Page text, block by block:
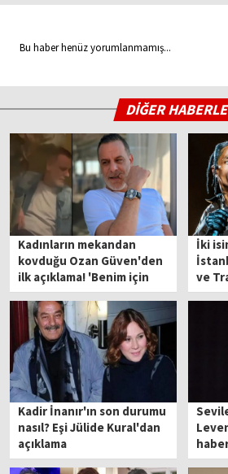
Bu haber henüz yorumlanmamış...
DİĞER
Kadınların mekandan
kovduğu Ozan Güven'den
ilk açıklama! 'Benim için
çok ağırdı'
İki
ve
Kadir İnanır'ın son durumu
nasıl? Eşi Jülide Kural'dan
açıklama